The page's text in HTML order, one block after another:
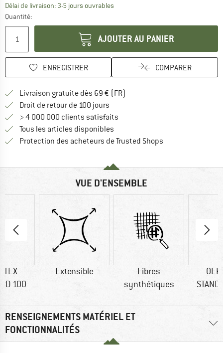
Délai de livraison: 3-5 jours ouvrablesLe lien s'ouvre dans une boîte
Quantité:
AJOUTER AU PANIER
ENREGISTRER COMPARER
Livraison gratuite dès 69 € (FR)
Droit de retour de 100 jours
> 4 000 000 clients satisfaits
Tous les articles disponibles
Protection des acheteurs de Trusted Shops
VUE D'ENSEMBLE
TEX
100
Extensible
Fibres
synthétiques
RENSEIGNEMENTS MATÉRIEL ET
FONCTIONNALITÉS